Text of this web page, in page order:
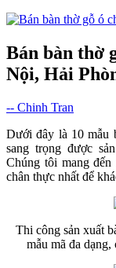
Bán bàn thờ
Nội, Hải
-- Chinh Tran
Dưới đây là 10 mẫu
sang trọng được
Chúng tôi mang
chân thực nhất để
Thi công sản xuất
mẫu mã đa dạng,